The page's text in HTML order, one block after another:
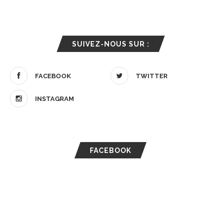
SUIVEZ-NOUS SUR :
FACEBOOK TWITTER
INSTAGRAM
FACEBOOK